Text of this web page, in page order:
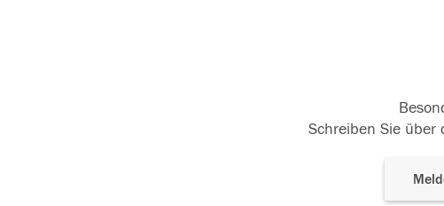
Schreiben Sie über